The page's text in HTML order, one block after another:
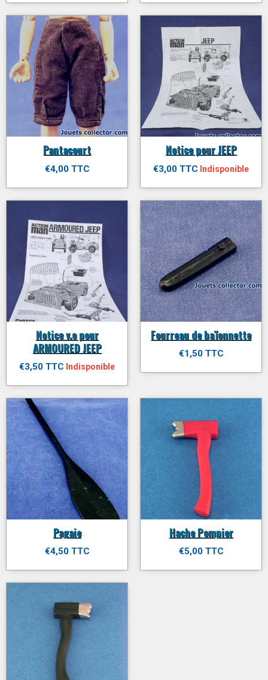
Pantacourt
€4,00 TTC
Notice pour JEEP
€3,00 TTC Indisponible
Notice v.o pour
ARMOURED JEEP
€3,50 TTC Indisponible
Fourreau de baïonnette
€1,50 TTC
Pagaie
€4,50 TTC
Hache Pompier
€5,00 TTC